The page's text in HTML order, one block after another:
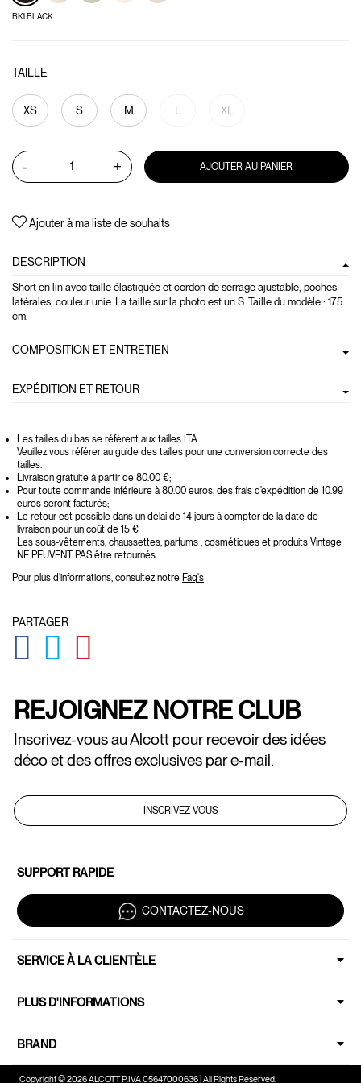
BK1 BLACK
TAILLE
XS S M XL
- + AJOUTER AU PANIER
Ajouter à ma liste de souhaits
DESCRIPTION
Short en lin avec taille élastiquée et cordon de serrage ajustable, poches
latérales, couleur unie. La taille sur la photo est un S. Taille du modèle : 175
cm.
COMPOSITION ET ENTRETIEN
EXPÉDITION ET RETOUR
Les tailles du bas se réfèrent aux tailles ITA.
Veuillez vous référer au guide des tailles pour une conversion correcte des
tailles.
Livraison gratuite à partir de 80.00 €;
Pour toute commande inférieure à 80.00 euros, des frais d'expédition de 10.99
euros seront facturés;
Le retour est possible dans un délai de 14 jours à compter de la date de
livraison pour un coût de 15 €
Les sous-vêtements, chaussettes, parfums , cosmétiques et produits Vintage
NE PEUVENT PAS être retournés.
Pour plus d'informations, consultez notre Faq's
PARTAGER
GLOBAL.SOCIALSHARE.FACEBOOK
GLOBAL.SOCIALSHARE.TWITTER
REJOIGNEZ NOTRE CLUB
Inscrivez-vous au Alcott pour recevoir des idées
déco et des offres exclusives par e-mail.
INSCRIVEZ-VOUS
SUPPORT RAPIDE
CONTACTEZ-NOUS
SERVICE À LA CLIENTÈLE
PLUS D'INFORMATIONS
BRAND
Copyright © 2026 ALCOTT P.IVA 05647000636 | All Rights Reserved.